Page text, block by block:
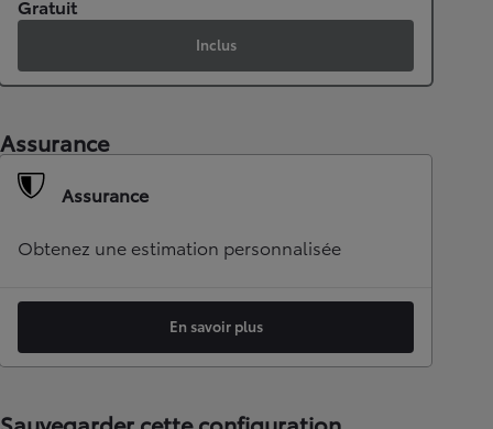
Gratuit
Inclus
Assurance
Assurance
Obtenez une estimation personnalisée
En savoir plus